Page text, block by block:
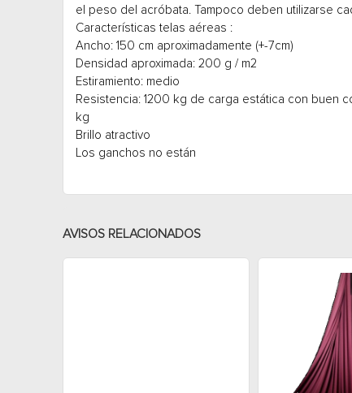
el peso del acróbata. Tampoco deben utilizarse
Características telas aéreas :
Ancho: 150 cm aproximadamente (+-7cm)
Densidad aproximada: 200 g / m2
Estiramiento: medio
Resistencia: 1200 kg de carga estática con buen
kg
Brillo atractivo
Los ganchos no están
AVISOS RELACIONADOS